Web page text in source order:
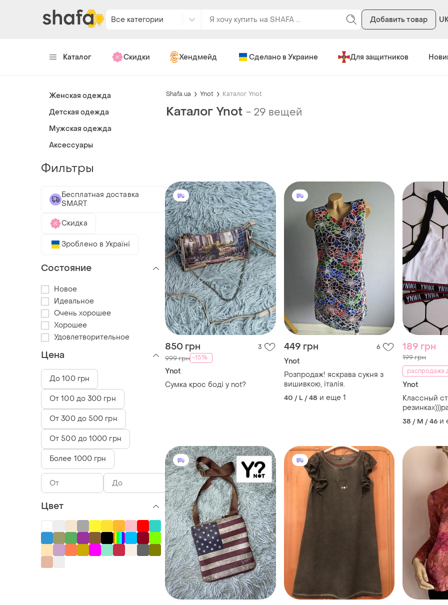
Все категории Добавить товар
Каталог Скидки Хендмейд Сделано в Украине Для защитников
Shafa.ua Ynot Каталог Ynot
Каталог Ynot - 29 вещей
850 грн 3
999 грн -15%
Ynot
Сумка крос боді y not?
449 грн 6
Ynot
Розпродаж! яскрава сукня з
вишивкою, італія.
40 / L / 48 и еще 1
189 грн
199 грн
распродажа
Ynot
Классный
38 / M / 46 и
Женская одежда
Детская одежда
Мужская одежда
Аксессуары
Фильтры
Бесплатная доставка
SMART
Скидка
Зроблено в Україні
Состояние
Новое
Идеальное
Очень хорошее
Хорошее
Удовлетворительное
Цена
До 100 грн
От 100 до 300 грн
От 300 до 500 грн
От 500 до 1000 грн
Более 1000 грн
Цвет